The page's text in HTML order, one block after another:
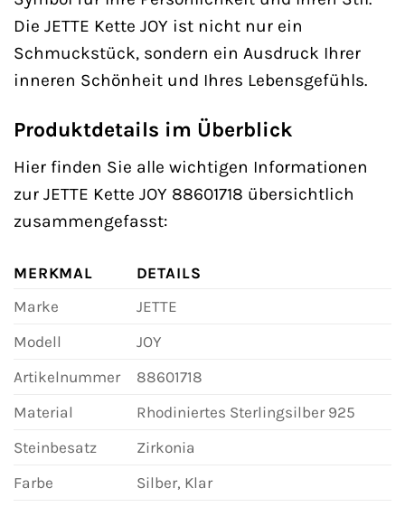
Die JETTE Kette JOY ist nicht nur ein
Schmuckstück, sondern ein Ausdruck Ihrer
inneren Schönheit und Ihres Lebensgefühls.
Produktdetails im Überblick
Hier finden Sie alle wichtigen Informationen
zur JETTE Kette JOY 88601718 übersichtlich
zusammengefasst:
MERKMAL
DETAILS
Marke
JETTE
Modell
JOY
Artikelnummer
88601718
Material
Rhodiniertes Sterlingsilber 925
Steinbesatz
Zirkonia
Farbe
Silber, Klar